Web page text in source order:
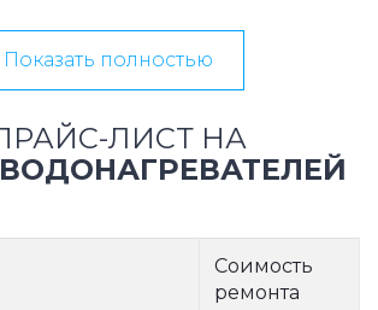
Показать полностью
ЛИСТ НА
ВОДОНАГРЕВАТЕЛЕЙ
Соимость
ремонта